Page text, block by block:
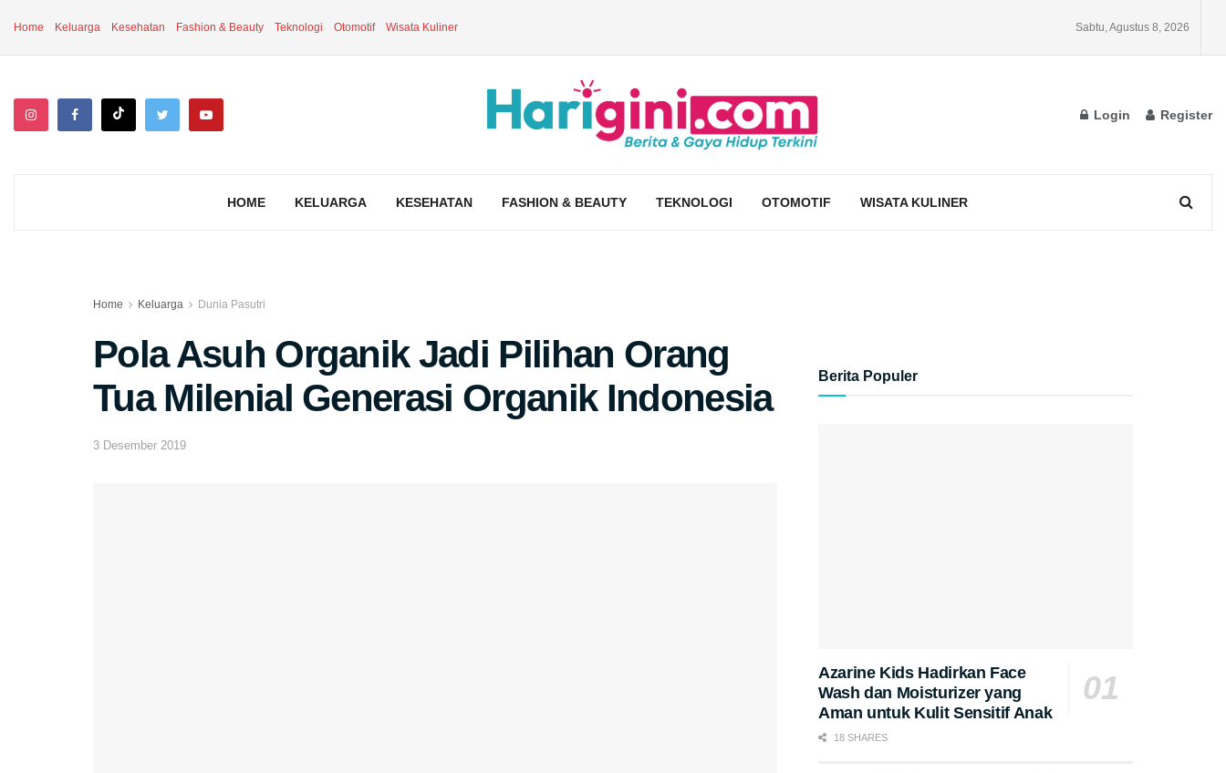
Home Keluarga Kesehatan Fashion & Beauty Teknologi Otomotif Wisata Kuliner Sabtu, Agustus 8, 2026
Login Register
HOME KELUARGA KESEHATAN FASHION & BEAUTY TEKNOLOGI OTOMOTIF WISATA KULINER
Home Keluarga Dunia Pasutri
Pola Asuh Organik Jadi Pilihan Orang
Tua Milenial Generasi Organik Indonesia
3 Desember 2019
Berita Populer
Azarine Kids Hadirkan Face
Wash dan Moisturizer yang
Aman untuk Kulit Sensitif Anak
18 SHARES